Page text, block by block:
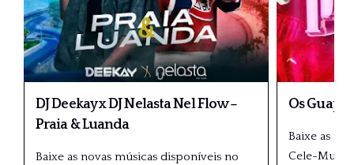
DJ Deekay x DJ Nelasta Nel Flow –
Praia & Luanda
Baixe as novas músicas disponíveis no
Os
Baixe as
Cele-